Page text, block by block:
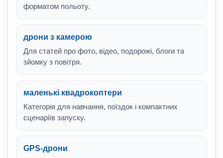
форматом польоту.
дрони з камерою
Для статей про фото, відео, подорожі, блоги та
зйомку з повітря.
маленькі квадрокоптери
Категорія для навчання, поїздок і компактних
сценаріїв запуску.
GPS-дрони